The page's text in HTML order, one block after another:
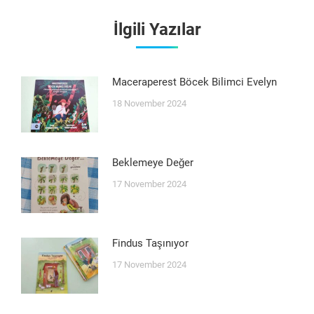
İlgili Yazılar
Maceraperest Böcek Bilimci Evelyn
18 November 2024
Beklemeye Değer
17 November 2024
Findus Taşınıyor
17 November 2024